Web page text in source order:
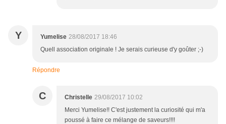
Y Yumelise 28/08/2017 18:46
Quell association originale ! Je serais curieuse d'y goûter ;-)
Répondre
C Christelle 29/08/2017 10:02
Merci Yumelise!! C'est justement la curiosité qui m'a
poussé à faire ce mélange de saveurs!!!!